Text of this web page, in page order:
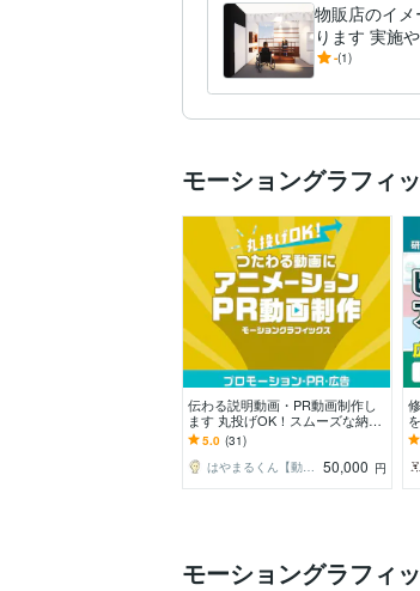
物販店のイメ
ります 実施
なげていけ
-(1)
モーショングラフィ
伝わる説明動画・PR動画制作し
ます 丸投げOK！スムーズな納品
で、高品質な動画をお届けしま
す！
5.0 (31)
はやまるくん【動画・アニメーション制作】 50,000 円
モーショングラフィ